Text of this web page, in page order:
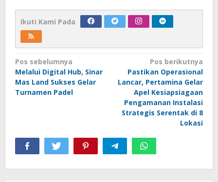
Ikuti Kami Pada
Navigasi
pos
Pos sebelumnya
Melalui Digital Hub, Sinar
Mas Land Sukses Gelar
Turnamen Padel
Pos berikutnya
Pastikan Operasional
Lancar, Pertamina Gelar
Apel Kesiapsiagaan
Pengamanan Instalasi
Strategis Serentak di 8
Lokasi